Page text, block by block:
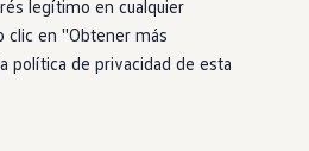
legítimo en cualquier
clic en ''Obtener más
política de privacidad de esta
y certificados de conformidad
sobre el apagón de redes 2G-3G
reconstruidos